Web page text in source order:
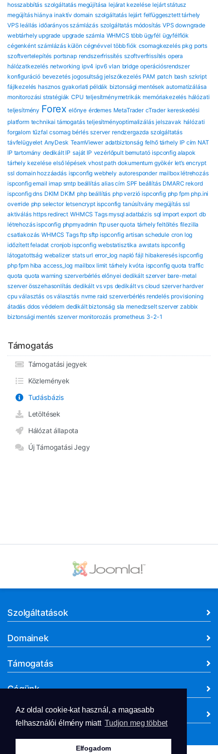
Az oldal cookie-kat használ, a magasabb
felhasználói élmény miatt Tudjon meg többet
Elfogadom
hosszabbítás szolgáltatás megújítása lejárat kezelése lejárt státusz
megújítás hiánya inaktív domain szolgáltatás lejárt felfüggesztett tárhely
VPS leállás időarányos számlázás szolgáltatás módosítás VPS downgrade
webtárhely upgrade upgrade számla WHMCS több ügyfél ügyfélfiók
cégenként számlázás külön cégnévvel több fiók csomagkezelés pkg ports
szoftvertelepítés portsnap rendszerfrissítés szoftverfrissítés opera
hálózatkezelés networking ipv4 ipv6 vlan bridge operációsrendszer
konfiguráció bevezetés jogosultság jelszókezelés PAM patch bash szkript
fájlkezelés hasznos gyakorlati példák biztonsági mentések automatizálása
monitorozási stratégiák CPU teljesítménymetrikák memóriakezelés hálózati
teljesítmény Forex előnye érdemes MetaTrader cTrader kereskedési
platform technikai támogatás teljesítményoptimalizálás jelszavak hálózati
forgalom tűzfal csomag bérlés szerver rendzergazda szolgáltatás
távfelügyelet AnyDesk TeamViewer adatbiztonság felhő tárhely IP cím NAT
IP tartomány dedikált IP saját IP vezérlőpult bemutató ispconfig alapok
tárhely kezelése első lépések vhost path dokumentum gyökér let’s encrypt
ssl domain hozzáadás ispconfig webhely autoresponder mailbox létrehozás
ispconfig email imap smtp beállítás alias cím SPF beállítás DMARC rekord
ispconfig dns DKIM DKIM php beállítás php verzió ispconfig php fpm php.ini
override php selector letsencrypt ispconfig tanúsítvány megújítás ssl
aktiválás https redirect WHMCS Tags mysql adatbázis sql import export db
létrehozás ispconfig phpmyadmin ftp user quota tárhely feltöltés filezilla
csatlakozás WHMCS Tags ftp sftp ispconfig artisan schedule cron log
időzített feladat cronjob ispconfig webstatisztika awstats ispconfig
látogatottság webalizer stats url error_log napló fájl hibakeresés ispconfig
php fpm hiba access_log mailbox limit tárhely kvóta ispconfig quota traffic
quota quota warning szerverbérlés előnyei dedikált szerver bare-metal
szerver összehasonlítás dedikált vs vps dedikált vs cloud szerver hardver
cpu választás os választás nvme raid szerverbérlés rendelés provisioning
átadás ddos védelem dedikált biztonság sla menedzselt szerver zabbix
biztonsági mentés szerver monitorozás prometheus 3-2-1
Támogatás
Támogatási jegyek
Közlemények
Tudásbázis
Letöltések
Hálózat állapota
Új Támogatási Jegy
Szolgáltatások
Domainek
Támogatás
Cégünk
Dokumentumok